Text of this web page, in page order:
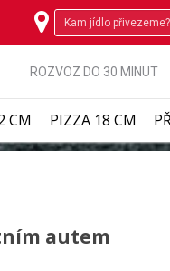
ROZVOZ DO 30 MINUT
CM PIZZA 18 CM
autem